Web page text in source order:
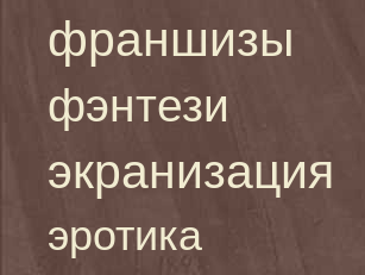
франшизы
фэнтези
экранизация
эротика